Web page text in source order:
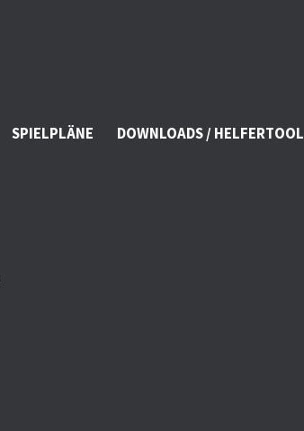
SPIELPLÄNE DOWNLOADS / HELFERTOOL